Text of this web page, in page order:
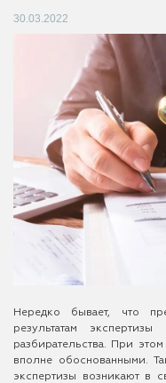
30.03.2022
Нередко бывает, что
результатам
разбирательства. При
вполне обоснованными.
экспертизы возникают в